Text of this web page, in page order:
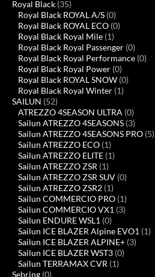
Royal Black (35)
Royal Black ROYAL A/S (0)
Royal Black ROYAL ECO (0)
Royal Black Royal Mile (1)
Royal Black Royal Passenger (0)
Royal Black Royal Performance (0)
Royal Black Royal Power (0)
Royal Black ROYAL SNOW (0)
Royal Black Royal Winter (1)
SAILUN (52)
ATREZZO 4SEASON ULTRA (0)
Sailun ATREZZO 4SEASONS (3)
Sailun ATREZZO 4SEASONS PRO (5)
Sailun ATREZZO ECO (1)
Sailun ATREZZO ELITE (1)
Sailun ATREZZO ZSR (1)
Sailun ATREZZO ZSR SUV (0)
Sailun ATREZZO ZSR2 (1)
Sailun COMMERCIO PRO (1)
Sailun COMMERCIO VX1 (3)
Sailun ENDURE WSL1 (0)
Sailun ICE BLAZER Alpine EVO1 (1)
Sailun ICE BLAZER ALPINE+ (3)
Sailun ICE BLAZER WST3 (0)
Sailun TERRAMAX CVR (1)
Sebring (0)